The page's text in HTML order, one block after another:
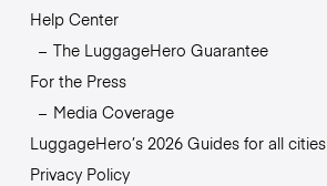
Help Center
The LuggageHero Guarantee
For the Press
Media Coverage
LuggageHero’s 2026 Guides for all cities
Privacy Policy